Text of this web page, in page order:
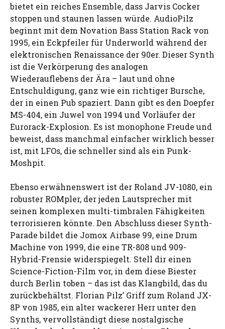
bietet ein reiches Ensemble, dass Jarvis Cocker
stoppen und staunen lassen würde. AudioPilz
beginnt mit dem Novation Bass Station Rack von
1995, ein Eckpfeiler für Underworld während der
elektronischen Renaissance der 90er. Dieser Synth
ist die Verkörperung des analogen
Wiederauflebens der Ära – laut und ohne
Entschuldigung, ganz wie ein richtiger Bursche,
der in einen Pub spaziert. Dann gibt es den Doepfer
MS-404, ein Juwel von 1994 und Vorläufer der
Eurorack-Explosion. Es ist monophone Freude und
beweist, dass manchmal einfacher wirklich besser
ist, mit LFOs, die schneller sind als ein Punk-
Moshpit.
Ebenso erwähnenswert ist der Roland JV-1080, ein
robuster ROMpler, der jeden Lautsprecher mit
seinen komplexen multi-timbralen Fähigkeiten
terrorisieren könnte. Den Abschluss dieser Synth-
Parade bildet die Jomox Airbase 99, eine Drum
Machine von 1999, die eine TR-808 und 909-
Hybrid-Frensie widerspiegelt. Stell dir einen
Science-Fiction-Film vor, in dem diese Biester
durch Berlin toben – das ist das Klangbild, das du
zurückbehältst. Florian Pilz’ Griff zum Roland JX-
8P von 1985, ein alter wackerer Herr unter den
Synths, vervollständigt diese nostalgische